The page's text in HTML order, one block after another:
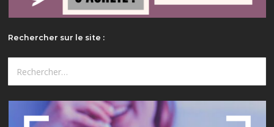
Rechercher sur le site :
Rechercher :